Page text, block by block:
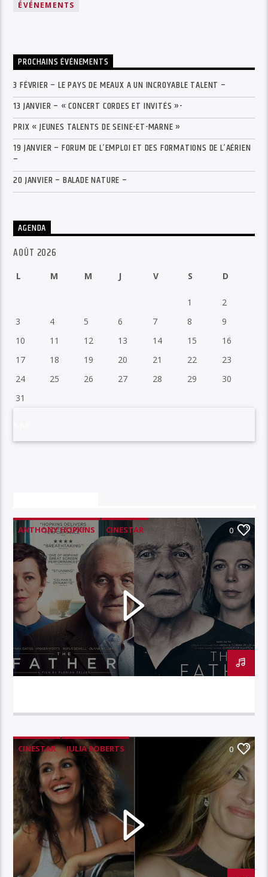
ÉVÉNEMENTS
PROCHAINS ÉVÉNEMENTS
3 FÉVRIER – LE PAYS DE MEAUX A UN INCROYABLE TALENT –
13 JANVIER – « CONCERT CORDES ET INVITÉS »-
PRIX « JEUNES TALENTS DE SEINE-ET-MARNE »
19 JANVIER – FORUM DE L’EMPLOI ET DES FORMATIONS DE L’AÉRIEN
–
20 JANVIER – BALADE NATURE –
AGENDA
AOÛT 2026
L M M J V S D
1
2
3
4 5 6 7 8
9
10
11 12 13 14 15
16
17
18 19 20 21 22
23
24
25 26 27 28 29
30
31
ANTHONY HOPKINS CINESTAR 0
CINESTAR JULIA ROBERTS 0